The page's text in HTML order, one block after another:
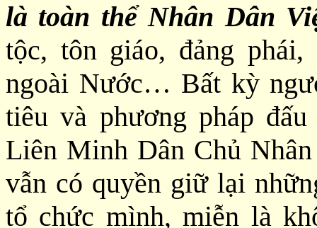
là toàn thể Nhân Dân
tộc, tôn giáo, đảng
ngoài Nước… Bất kỳ
tiêu và phương pháp
Liên Minh Dân Chủ
vẫn có quyền giữ lại
tổ chức mình, miễn là